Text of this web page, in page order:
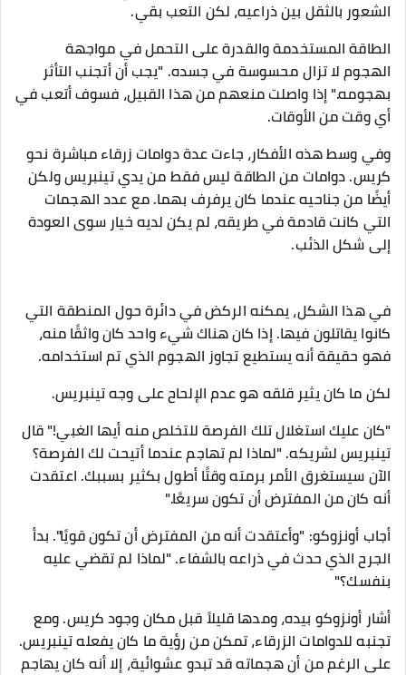
الشعور بالثقل بين ذراعيه، لكن التعب بقي.
الطاقة المستخدمة والقدرة على التحمل في مواجهة
الهجوم لا تزال محسوسة في جسده. "يجب أن أتجنب التأثر
بهجومه." إذا واصلت منعهم من هذا القبيل، فسوف أتعب في
أي وقت من الأوقات.
وفي وسط هذه الأفكار، جاءت عدة دوامات زرقاء مباشرة نحو
كريس. دوامات من الطاقة ليس فقط من يدي تينبريس ولكن
أيضًا من جناحيه عندما كان يرفرف بهما. مع عدد الهجمات
التي كانت قادمة في طريقه، لم يكن لديه خيار سوى العودة
إلى شكل الذئب.
في هذا الشكل، يمكنه الركض في دائرة حول المنطقة التي
كانوا يقاتلون فيها. إذا كان هناك شيء واحد كان واثقًا منه،
فهو حقيقة أنه يستطيع تجاوز الهجوم الذي تم استخدامه.
لكن ما كان يثير قلقه هو عدم الإلحاح على وجه تينبريس.
"كان عليك استغلال تلك الفرصة للتخلص منه أيها الغبي!" قال
تينبريس لشريكه. "لماذا لم تهاجم عندما أتيحت لك الفرصة؟
الآن سيستغرق الأمر برمته وقتًا أطول بكثير بسببك. اعتقدت
أنه كان من المفترض أن تكون سريعًا."
أجاب أونزوكو: "وأعتقدت أنه من المفترض أن تكون قويًا". بدأ
الجرح الذي حدث في ذراعه بالشفاء. "لماذا لم تقضي عليه
بنفسك؟"
أشار أونزوكو بيده، ومدها قليلاً قبل مكان وجود كريس. ومع
تجنبه للدوامات الزرقاء، تمكن من رؤية ما كان يفعله تينبريس.
على الرغم من أن هجماته قد تبدو عشوائية، إلا أنه كان يهاجم